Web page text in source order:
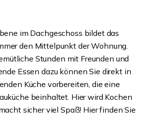
im Dachgeschoss bildet das
den Mittelpunkt der Wohnung.
Stunden mit Freunden und
Essen dazu können Sie direkt in
Küche vorbereiten, die eine
beinhaltet. Hier wird Kochen
sicher viel Spaß! Hier finden Sie